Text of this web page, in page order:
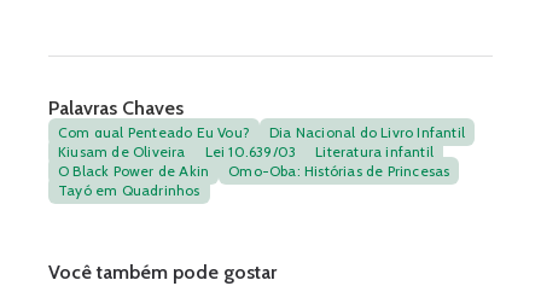
Palavras Chaves
Com qual Penteado Eu Vou?
Dia Nacional do Livro Infantil
Kiusam de Oliveira
Lei 10.639/03
Literatura infantil
O Black Power de Akin
Omo-Oba: Histórias de Princesas
Tayó em Quadrinhos
Você também pode gostar